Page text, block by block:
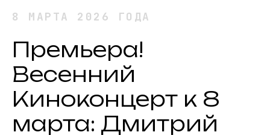
8 МАРТА 2026 ГОДА
Премьера!
Весенний
Киноконцерт к 8
марта: Дмитрий